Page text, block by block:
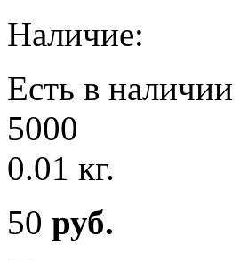
Наличие:
Есть в наличии
5000
0.01 кг.
50 руб.